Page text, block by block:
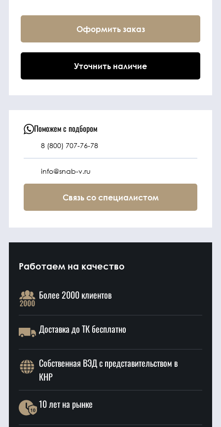
элементы
Ходовые части
Электрическая
Под заказ
Оформить заказ
Уточнить наличие
Поможем с подбором
8 (800) 707-76-78
info@snab-v.ru
Связь со специалистом
Работаем на качество
Более 2000 клиентов
Доставка до ТК бесплатно
Собственная ВЭД с представительством в
КНР
10 лет на рынке